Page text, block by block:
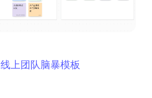
线上团队脑暴模板